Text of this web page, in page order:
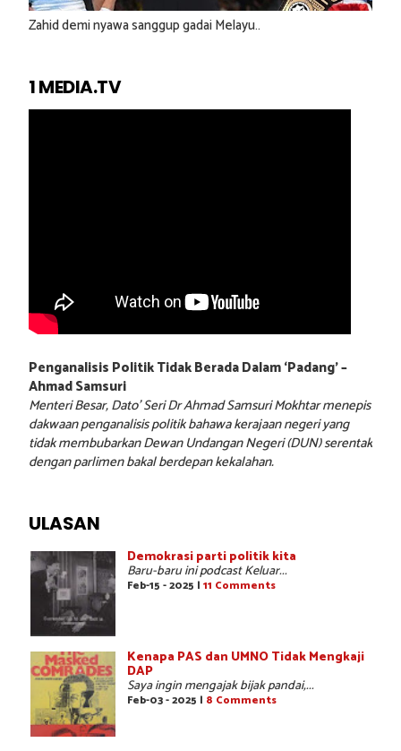
Zahid demi nyawa sanggup gadai Melayu..
1 MEDIA.TV
Penganalisis Politik Tidak Berada Dalam ‘Padang’ –
Ahmad Samsuri
Menteri Besar, Dato’ Seri Dr Ahmad Samsuri Mokhtar menepis
dakwaan penganalisis politik bahawa kerajaan negeri yang
tidak membubarkan Dewan Undangan Negeri (DUN) serentak
dengan parlimen bakal berdepan kekalahan.
ULASAN
Demokrasi parti politik kita
Baru-baru ini podcast Keluar...
Feb-15 - 2025 | 11 Comments
Kenapa PAS dan UMNO Tidak Mengkaji
DAP
Saya ingin mengajak bijak pandai,...
Feb-03 - 2025 | 8 Comments